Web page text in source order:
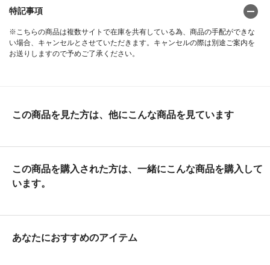
特記事項
※こちらの商品は複数サイトで在庫を共有している為、商品の手配ができな
い場合、キャンセルとさせていただきます。キャンセルの際は別途ご案内を
お送りしますので予めご了承ください。
この商品を見た方は、他にこんな商品を見ています
この商品を購入された方は、一緒にこんな商品を購入して
います。
あなたにおすすめのアイテム